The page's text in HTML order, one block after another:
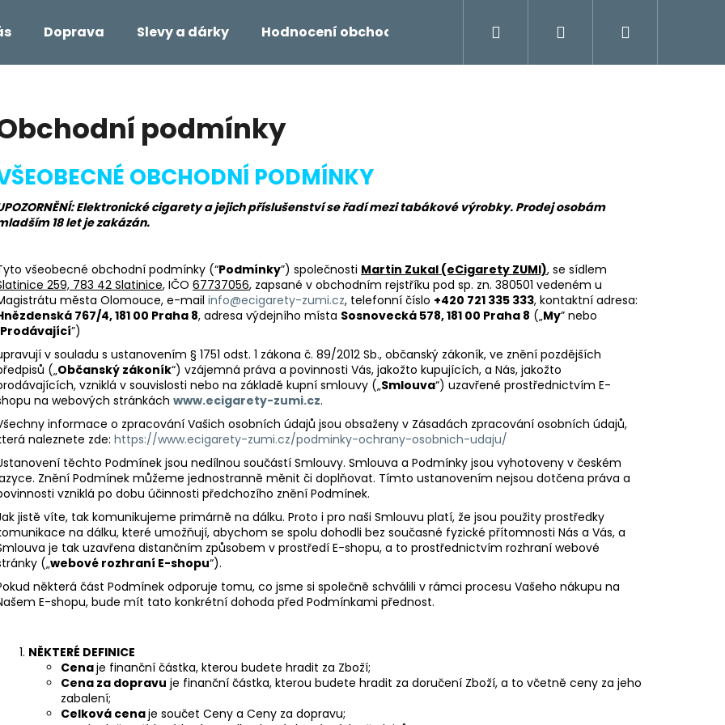
Doprava Slevy a dárky Hodnocení obchodu Napište námPřihlášení
podmínky
OBCHODNÍ PODMÍNKY
Elektronické cigarety a jejich příslušenství se řadí mezi tabákové výrobky. Prodej osobám
18 let je zakázán.
všeobecné obchodní podmínky (“Podmínky”) společnosti Martin Zukal (eCigarety ZUMI), se sídlem
259, 783 42 Slatinice, IČO 67737056, zapsané v obchodním rejstříku pod sp. zn. 380501 vedeném u
města Olomouce, e-mail info@ecigarety-zumi.cz, telefonní číslo +420 721 335 333, kontaktní adresa:
767/4, 181 00 Praha 8, adresa výdejního místa Sosnovecká 578, 181 00 Praha 8 („My” nebo
Prodávající”)
v souladu s ustanovením § 1751 odst. 1 zákona č. 89/2012 Sb., občanský zákoník, ve znění pozdějších
(„Občanský zákoník“) vzájemná práva a povinnosti Vás, jakožto kupujících, a Nás, jakožto
vzniklá v souvislosti nebo na základě kupní smlouvy („Smlouva“) uzavřené prostřednictvím E-
na webových stránkách www.ecigarety-zumi.cz.
informace o zpracování Vašich osobních údajů jsou obsaženy v Zásadách zpracování osobních údajů,
naleznete zde: https://www.ecigarety-zumi.cz/podminky-ochrany-osobnich-udaju/
těchto Podmínek jsou nedílnou součástí Smlouvy. Smlouva a Podmínky jsou vyhotoveny v českém
Znění Podmínek můžeme jednostranně měnit či doplňovat. Tímto ustanovením nejsou dotčena práva a
vzniklá po dobu účinnosti předchozího znění Podmínek.
jistě víte, tak komunikujeme primárně na dálku. Proto i pro naši Smlouvu platí, že jsou použity prostředky
na dálku, které umožňují, abychom se spolu dohodli bez současné fyzické přítomnosti Nás a Vás, a
je tak uzavřena distančním způsobem v prostředí E-shopu, a to prostřednictvím rozhraní webové
(„webové rozhraní E-shopu“).
některá část Podmínek odporuje tomu, co jsme si společně schválili v rámci procesu Vašeho nákupu na
E-shopu, bude mít tato konkrétní dohoda před Podmínkami přednost.
NĚKTERÉ DEFINICE
Cenaje finanční částka, kterou budete hradit za Zboží;
Cena za dopravu je finanční částka, kterou budete hradit za doručení Zboží, a to včetně ceny za jeho
zabalení;
Celková cenaje součet Ceny a Ceny za dopravu;
HLEDAT
Doporučujeme
Následující
DEKANG MENTHOL 10ML - 6MG
Kč
LIQUID LIQUA AMERICAN BLEND 10ML-
6MG (AMERICKÝ MÍCHANÝ TABÁK)
198 Kč